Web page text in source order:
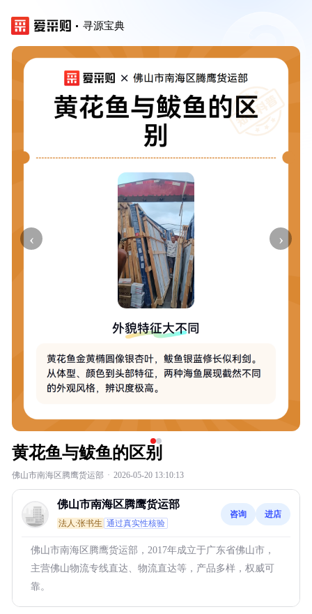
寻源宝典
‹ ›
黄花鱼与鲅鱼的区别
佛山市南海区腾鹰货运部 · 2026-05-20 13:10:13
佛山市南海区腾鹰货运部
法人:张书生 通过真实性核验
咨询 进店
佛山市南海区腾鹰货运部，2017年成立于广东省佛山市，
主营佛山物流专线直达、物流直达等，产品多样，权威可
靠。